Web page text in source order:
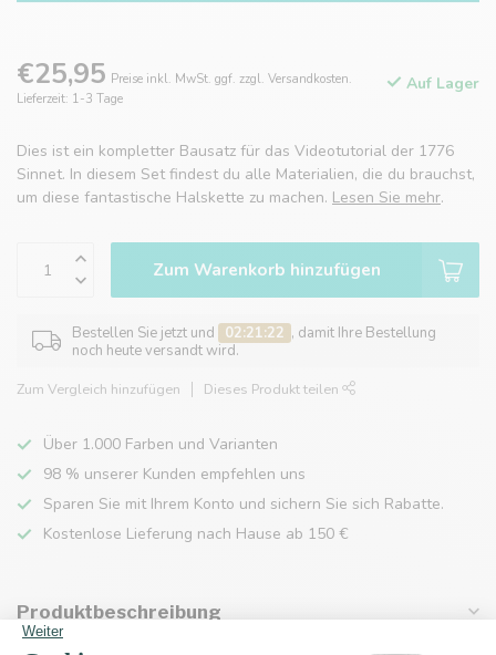
€25,95 Preise inkl. MwSt. ggf. zzgl. Versandkosten.
Lieferzeit: 1-3 Tage
Auf Lager
Dies ist ein kompletter Bausatz für das Videotutorial der 1776
Sinnet. In diesem Set findest du alle Materialien, die du brauchst,
um diese fantastische Halskette zu machen. Lesen Sie mehr.
Zum Warenkorb hinzufügen
Bestellen Sie jetzt und 02:21:22 , damit Ihre Bestellung
noch heute versandt wird.
Zum Vergleich hinzufügen Dieses Produkt teilen
Über 1.000 Farben und Varianten
98 % unserer Kunden empfehlen uns
Sparen Sie mit Ihrem Konto und sichern Sie sich Rabatte.
Kostenlose Lieferung nach Hause ab 150 €
Produktbeschreibung